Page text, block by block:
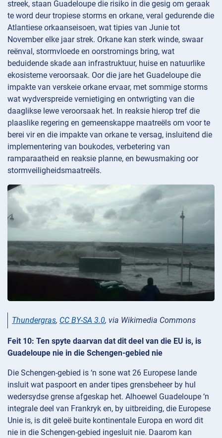
streek, staan Guadeloupe die risiko in die gesig om geraak
te word deur tropiese storms en orkane, veral gedurende die
Atlantiese orkaanseisoen, wat tipies van Junie tot
November elke jaar strek. Orkane kan sterk winde, swaar
reënval, stormvloede en oorstromings bring, wat
beduidende skade aan infrastruktuur, huise en natuurlike
ekosisteme veroorsaak. Oor die jare het Guadeloupe die
impakte van verskeie orkane ervaar, met sommige storms
wat wydverspreide vernietiging en ontwrigting van die
daaglikse lewe veroorsaak het. In reaksie hierop tref die
plaaslike regering en gemeenskappe maatreëls om voor te
berei vir en die impakte van orkane te versag, insluitend die
implementering van boukodes, verbetering van
ramparaatheid en reaksie planne, en bewusmaking oor
stormveiligheidsmaatreëls.
Thundergras, CC BY-SA 3.0, via Wikimedia Commons
Feit 10: Ten spyte daarvan dat dit deel van die EU is, is
Guadeloupe nie in die Schengen-gebied nie
Die Schengen-gebied is ‘n sone wat 26 Europese lande
insluit wat paspoort en ander tipes grensbeheer by hul
wedersydse grense afgeskap het. Alhoewel Guadeloupe ‘n
integrale deel van Frankryk en, by uitbreiding, die Europese
Unie is, is dit geleë buite kontinentale Europa en word dit
nie in die Schengen-gebied ingesluit nie. Daarom kan